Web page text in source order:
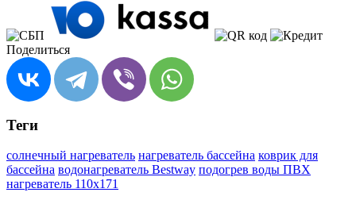
Поделиться
Теги
солнечный нагреватель нагреватель бассейна коврик для
бассейна водонагреватель Bestway подогрев воды ПВХ
нагреватель 110х171